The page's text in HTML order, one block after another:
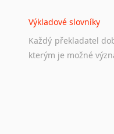
Hledáte-li
práci
stejná obecná
Výkladové slovníky
Každý překladatel
kterým je možné